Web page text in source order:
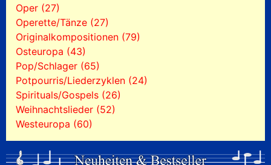
Oper (27)
Operette/Tänze (27)
Originalkompositionen (79)
Osteuropa (43)
Pop/Schlager (65)
Potpourris/Liederzyklen (24)
Spirituals/Gospels (26)
Weihnachtslieder (52)
Westeuropa (60)